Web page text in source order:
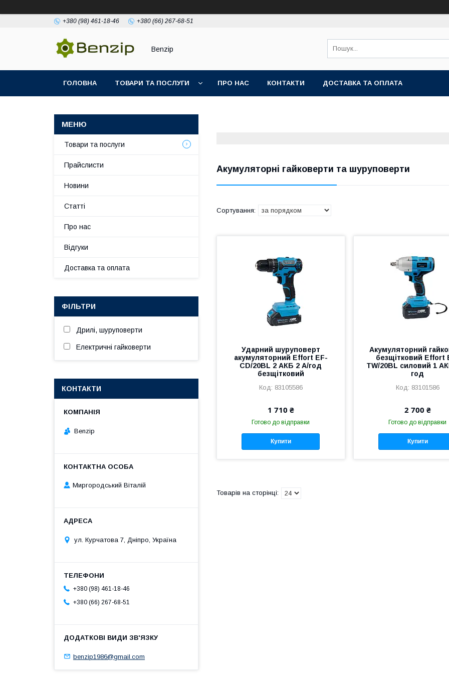
+380 (98) 461-18-46 +380 (66) 267-68-51
Benzip
ГОЛОВНА ТОВАРИ ТА ПОСЛУГИ ПРО НАС КОНТАКТИ ДОСТАВКА ТА ОПЛАТА
Акумуляторні гайковерти та шуруповерти
Ударний шуруповерт
акумуляторний Effort EF-
CD/20BL 2 АКБ 2 А/год
безщітковий
83105586
1 710 ₴
Готово до відправки
Купити
Акумуляторний
безщітковий Effort
TW/20BL силовий 1
год
83101586
2 700 ₴
Готово до відправки
Купити
Товари та послуги
Прайслисти
Новини
Статті
Про нас
Відгуки
Доставка та оплата
ФІЛЬТРИ
Дрилі, шуруповерти
Електричні гайковерти
КОНТАКТИ
Benzip
Миргородський Віталій
ул. Курчатова 7, Дніпро, Україна
+380 (98) 461-18-46
+380 (66) 267-68-51
benzip1986@gmail.com